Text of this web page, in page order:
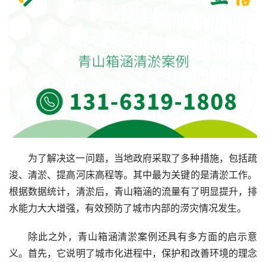
为了解决这一问题，当地政府采取了多种措施，包括疏
浚、清淤、提高河床高程等。其中最为关键的是清淤工作。
根据数据统计，清淤后，青山箱涵的流量有了明显提升，排
水能力大大增强，有效预防了城市内部的涝灾情况发生。
除此之外，青山箱涵清淤案例还具有多方面的启示意
义。首先，它说明了城市化进程中，保护和改善环境的理念